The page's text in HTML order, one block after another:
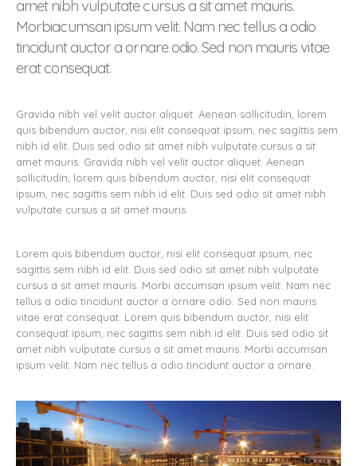
amet nibh vulputate cursus a sit amet mauris.
Morbiacumsan ipsum velit. Nam nec tellus a odio
tincidunt auctor a ornare odio. Sed non mauris vitae
erat consequat.
Gravida nibh vel velit auctor aliquet. Aenean sollicitudin, lorem
quis bibendum auctor, nisi elit consequat ipsum, nec sagittis sem
nibh id elit. Duis sed odio sit amet nibh vulputate cursus a sit
amet mauris. Gravida nibh vel velit auctor aliquet. Aenean
sollicitudin, lorem quis bibendum auctor, nisi elit consequat
ipsum, nec sagittis sem nibh id elit. Duis sed odio sit amet nibh
vulputate cursus a sit amet mauris.
Lorem quis bibendum auctor, nisi elit consequat ipsum, nec
sagittis sem nibh id elit. Duis sed odio sit amet nibh vulputate
cursus a sit amet mauris. Morbi accumsan ipsum velit. Nam nec
tellus a odio tincidunt auctor a ornare odio. Sed non mauris
vitae erat consequat. Lorem quis bibendum auctor, nisi elit
consequat ipsum, nec sagittis sem nibh id elit. Duis sed odio sit
amet nibh vulputate cursus a sit amet mauris. Morbi accumsan
ipsum velit. Nam nec tellus a odio tincidunt auctor a ornare.